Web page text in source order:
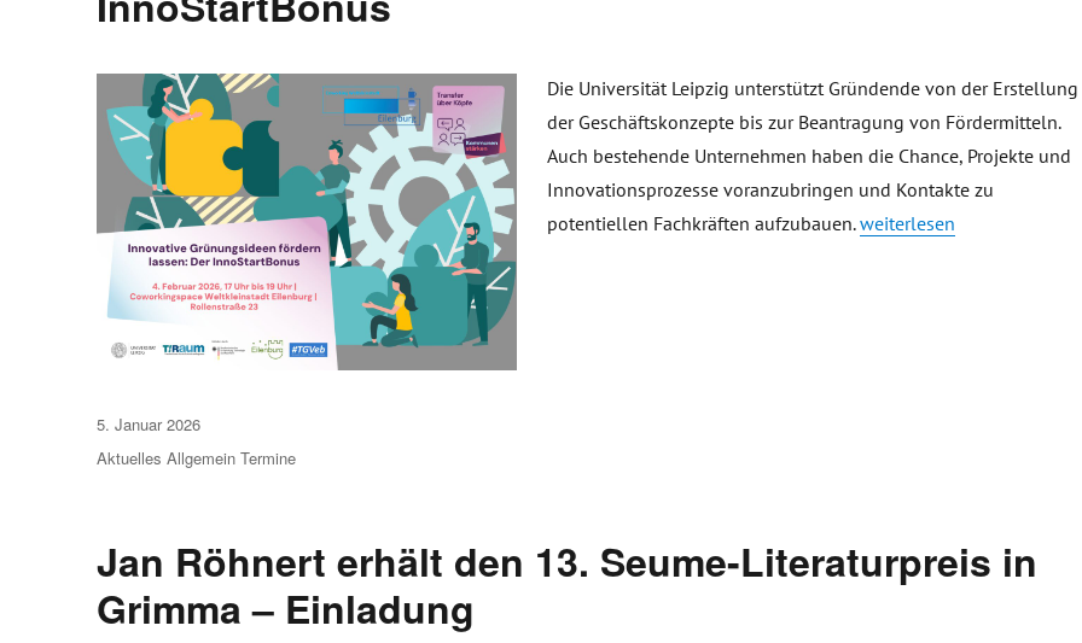
Die Universität Leipzig unterstützt Gründende von der Erstellung
der Geschäftskonzepte bis zur Beantragung von Fördermitteln.
Auch bestehende Unternehmen haben die Chance, Projekte und
Innovationsprozesse voranzubringen und Kontakte zu
potentiellen Fachkräften aufzubauen.„Innovative
weiterlesen
Veröffentlicht
am
5. Januar 2026
Aktuelles Allgemein Termine
Jan Röhnert erhält den 13. Seume-Literaturpreis in
Grimma – Einladung